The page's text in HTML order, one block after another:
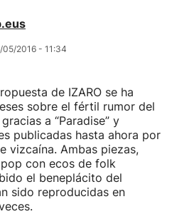
05/2016 - 11:34
de IZARO se ha
sobre el fértil rumor del
a “Paradise” y
publicadas hasta ahora por
vizcaína. Ambas piezas,
con ecos de folk
el beneplácito del
sido reproducidas en